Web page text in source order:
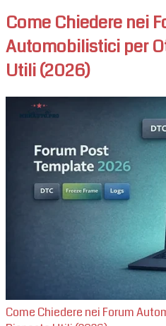
Come Chiedere nei
Automobilistici per
Utili (2026)
Come Chiedere nei Forum